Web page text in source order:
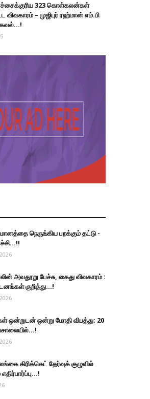
323 கொள்கலன்கள்
விவகாரம் – முஜிபுர் ரஹ்மான் எம்.பி
நெருங்கிய பறக்கும் தட்டு -
அவதூறு பேச்சு, கைது விவகாரம் :
குறித்து...!
ஒன்றுடன் ஒன்று மோதி விபத்து; 20
கிரிக்கெட் தேர்வுக் குழுவில்